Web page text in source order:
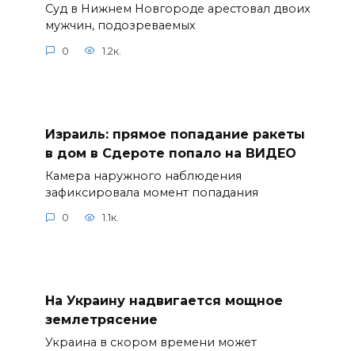
Суд в Нижнем Новгороде арестовал двоих
мужчин, подозреваемых
0 1.2к.
Израиль: прямое попадание ракеты
в дом в Сдероте попало на ВИДЕО
Камера наружного наблюдения
зафиксировала момент попадания
0 1.1к.
На Украину надвигается мощное
землетрясение
Украина в скором времени может